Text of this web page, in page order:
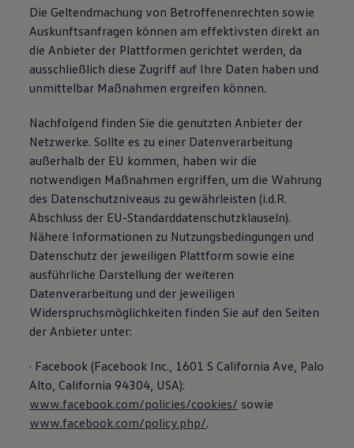
Die Geltendmachung von Betroffenenrechten sowie
Auskunftsanfragen können am effektivsten direkt an
die Anbieter der Plattformen gerichtet werden, da
ausschließlich diese Zugriff auf Ihre Daten haben und
unmittelbar Maßnahmen ergreifen können.
Nachfolgend finden Sie die genutzten Anbieter der
Netzwerke. Sollte es zu einer Datenverarbeitung
außerhalb der EU kommen, haben wir die
notwendigen Maßnahmen ergriffen, um die Wahrung
des Datenschutzniveaus zu gewährleisten (i.d.R.
Abschluss der EU-Standarddatenschutzklauseln).
Nähere Informationen zu Nutzungsbedingungen und
Datenschutz der jeweiligen Plattform sowie eine
ausführliche Darstellung der weiteren
Datenverarbeitung und der jeweiligen
Widerspruchsmöglichkeiten finden Sie auf den Seiten
der Anbieter unter:
· Facebook (Facebook Inc., 1601 S California Ave, Palo
Alto, California 94304, USA):
www.facebook.com/policies/cookies/ sowie
www.facebook.com/policy.php/.